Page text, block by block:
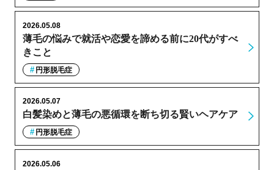
薄毛の悩みで就活や恋愛を諦める前に20代がすべ
きこと
2026.05.08
円形脱毛症
白髪染めと薄毛の悪循環を断ち切る賢いヘアケア
2026.05.07
円形脱毛症
2026.05.06